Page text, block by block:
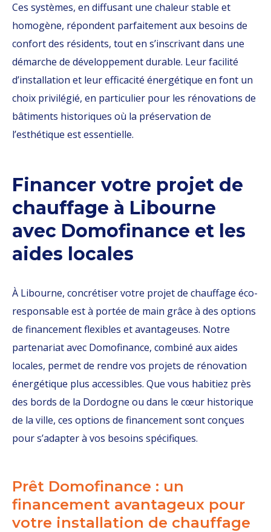
Ces systèmes, en diffusant une chaleur stable et
homogène, répondent parfaitement aux besoins de
confort des résidents, tout en s’inscrivant dans une
démarche de développement durable. Leur facilité
d’installation et leur efficacité énergétique en font un
choix privilégié, en particulier pour les rénovations de
bâtiments historiques où la préservation de
l’esthétique est essentielle.
Financer votre projet de
chauffage à Libourne
avec Domofinance et les
aides locales
À Libourne, concrétiser votre projet de chauffage éco-
responsable est à portée de main grâce à des options
de financement flexibles et avantageuses. Notre
partenariat avec Domofinance, combiné aux aides
locales, permet de rendre vos projets de rénovation
énergétique plus accessibles. Que vous habitiez près
des bords de la Dordogne ou dans le cœur historique
de la ville, ces options de financement sont conçues
pour s’adapter à vos besoins spécifiques.
Prêt Domofinance : un
financement avantageux pour
votre installation de chauffage